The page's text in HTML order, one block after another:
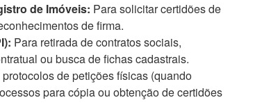
de Imóveis: Para solicitar certidões de
de firma.
Para retirada de contratos sociais,
ou busca de fichas cadastrais.
protocolos de petições físicas (quando
para cópia ou obtenção de certidões